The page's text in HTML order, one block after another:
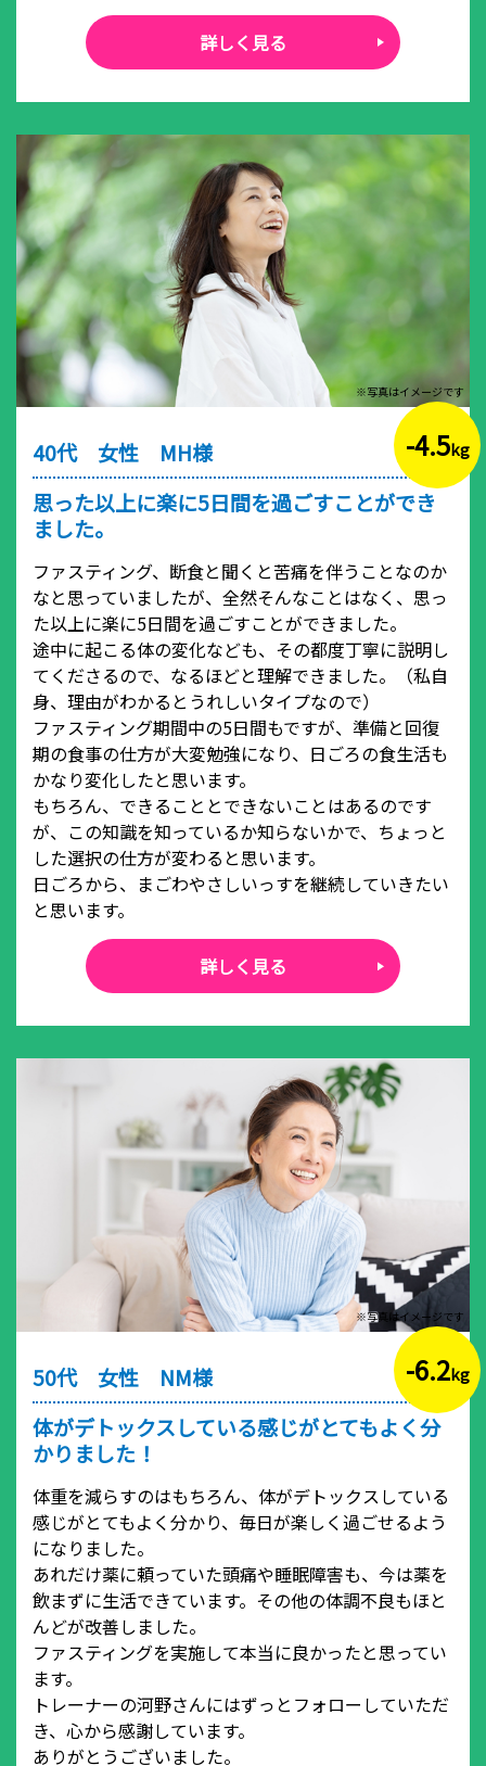
詳しく見る
※写真はイメージです
-4.5kg
40代 女性 MH様
思った以上に楽に5日間を過ごすことができ
ました。
ファスティング、断食と聞くと苦痛を伴うことなのか
なと思っていましたが、全然そんなことはなく、思っ
た以上に楽に5日間を過ごすことができました。
途中に起こる体の変化なども、その都度丁寧に説明し
てくださるので、なるほどと理解できました。（私自
身、理由がわかるとうれしいタイプなので）
ファスティング期間中の5日間もですが、準備と回復
期の食事の仕方が大変勉強になり、日ごろの食生活も
かなり変化したと思います。
もちろん、できることとできないことはあるのです
が、この知識を知っているか知らないかで、ちょっと
した選択の仕方が変わると思います。
日ごろから、まごわやさしいっすを継続していきたい
と思います。
詳しく見る
※写真はイメージです
-6.2kg
50代 女性 NM様
体がデトックスしている感じがとてもよく分
かりました！
体重を減らすのはもちろん、体がデトックスしている
感じがとてもよく分かり、毎日が楽しく過ごせるよう
になりました。
あれだけ薬に頼っていた頭痛や睡眠障害も、今は薬を
飲まずに生活できています。その他の体調不良もほと
んどが改善しました。
ファスティングを実施して本当に良かったと思ってい
ます。
トレーナーの河野さんにはずっとフォローしていただ
き、心から感謝しています。
ありがとうございました。